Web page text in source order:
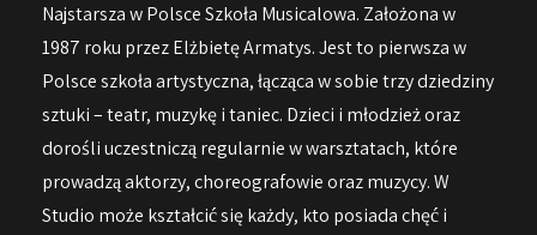
Najstarsza w Polsce Szkoła Musicalowa. Założona w
1987 roku przez Elżbietę Armatys. Jest to pierwsza w
Polsce szkoła artystyczna, łącząca w sobie trzy dziedziny
sztuki – teatr, muzykę i taniec. Dzieci i młodzież oraz
dorośli uczestniczą regularnie w warsztatach, które
prowadzą aktorzy, choreografowie oraz muzycy. W
Studio może kształcić się każdy, kto posiada chęć i